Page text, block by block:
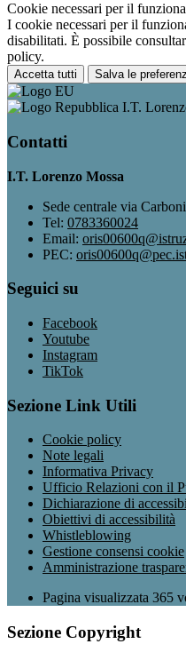
Cookie necessari per il
I cookie necessari per il
disabilitati. È possibile
policy.
Accetta tutti Salva le
I.T.
Contatti
I.T. Lorenzo Mossa
Sede centrale via
Tel: 0783360024
Email:
PEC:
Seguici su
Facebook
Youtube
Instagram
TikTok
Sezione Link Utili
Cookie policy
Note legali
Informativa Privacy
Ufficio Relazioni con il
Dichiarazione di
Obiettivi di accessibilità
Whistleblowing
Gestione consensi cookie
Amministrazione
Pagina visualizzata 365
Sezione Copyright